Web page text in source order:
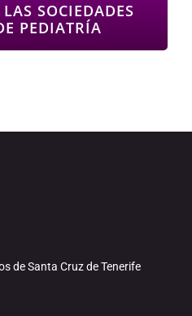
SOCIEDADES
PEDIATRÍA
de Santa Cruz de Tenerife